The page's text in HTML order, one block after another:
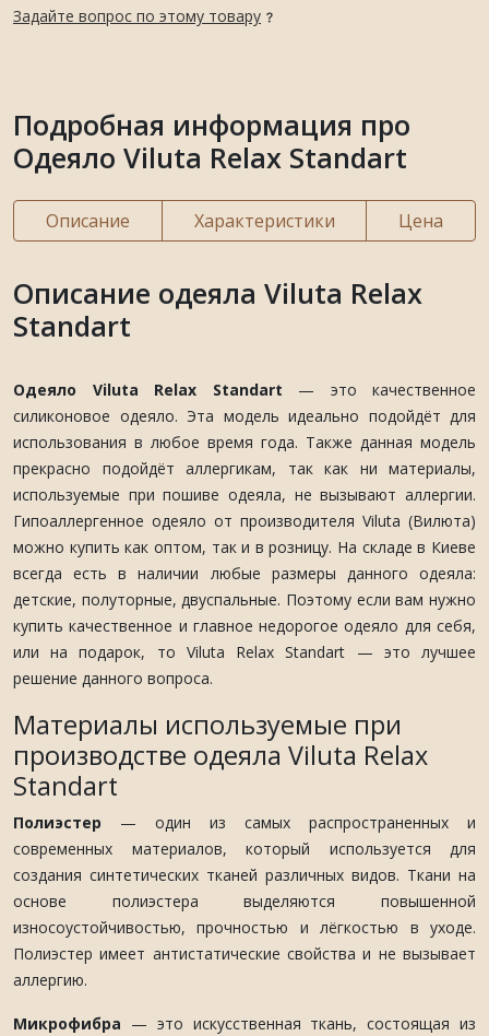
Задайте вопрос по этому товару
Подробная информация про
Одеяло Viluta Relax Standart
Описание Характеристики Цена
Описание одеяла Viluta Relax
Standart
Одеяло Viluta Relax Standart — это качественное
силиконовое одеяло. Эта модель идеально подойдёт для
использования в любое время года. Также данная модель
прекрасно подойдёт аллергикам, так как ни материалы,
используемые при пошиве одеяла, не вызывают аллергии.
Гипоаллергенное одеяло от производителя Viluta (Вилюта)
можно купить как оптом, так и в розницу. На складе в Киеве
всегда есть в наличии любые размеры данного одеяла:
детские, полуторные, двуспальные. Поэтому если вам нужно
купить качественное и главное недорогое одеяло для себя,
или на подарок, то Viluta Relax Standart — это лучшее
решение данного вопроса.
Материалы используемые при
производстве одеяла Viluta Relax
Standart
Полиэстер — один из самых распространенных и
современных материалов, который используется для
создания синтетических тканей различных видов. Ткани на
основе полиэстера выделяются повышенной
износоустойчивостью, прочностью и лёгкостью в уходе.
Полиэстер имеет антистатические свойства и не вызывает
аллергию.
Микрофибра — это искусственная ткань, состоящая из